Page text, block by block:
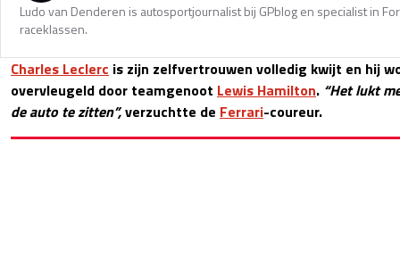
Ludo van Denderen is autosportjournalist bij GPblog en specialist in
raceklassen.
Charles Leclerc is zijn zelfvertrouwen volledig kwijt en hij
overvleugeld door teamgenoot Lewis Hamilton. “Het lukt
de auto te zitten”,verzuchtte de Ferrari-coureur.